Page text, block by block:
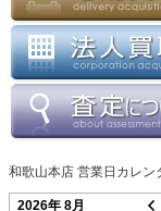
和歌山本店 営業日カレン
2026年 8月